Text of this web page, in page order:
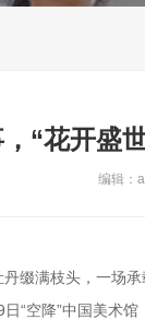
，“花开
编辑：
缀满枝头，一场
“空降”中国美术